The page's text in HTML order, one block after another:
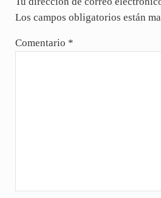
Los campos obligatorios están
Comentario *